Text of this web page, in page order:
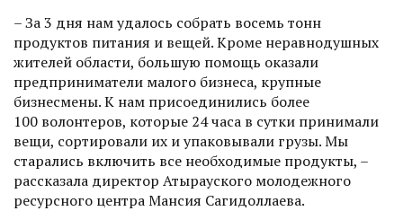
– За 3 дня нам удалось собрать восемь тонн
продуктов питания и вещей. Кроме неравнодушных
жителей области, большую помощь оказали
предприниматели малого бизнеса, крупные
бизнесмены. К нам присоединились более
100 волонтеров, которые 24 часа в сутки принимали
вещи, сортировали их и упаковывали грузы. Мы
старались включить все необходимые продукты, –
рассказала директор Атырауского молодежного
ресурс­ного центра Мансия Сагидоллаева.